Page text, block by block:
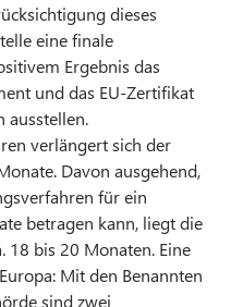
dieses
eine finale
Ergebnis das
und das EU-Zertifikat
ausstellen.
verlängert sich der
Davon ausgehend,
für ein
betragen kann, liegt die
18 bis 20 Monaten. Eine
Mit den Benannten
sind zwei